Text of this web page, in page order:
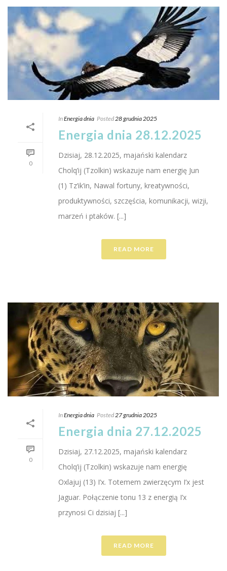
0
InEnergia dnia Posted28 grudnia 2025
Energia dnia 28.12.2025
Dzisiaj, 28.12.2025, majański kalendarz
Cholq’ij (Tzolkin) wskazuje nam energię Jun
(1) Tz’ik’in, Nawal fortuny, kreatywności,
produktywności, szczęścia, komunikacji, wizji,
marzeń i ptaków. [...]
READ MORE
0
InEnergia dnia Posted 27 grudnia 2025
Energia dnia 27.12.2025
Dzisiaj, 27.12.2025, majański kalendarz
Cholq’ij (Tzolkin) wskazuje nam energię
Oxlajuj (13) I’x. Totemem zwierzęcym I’x jest
Jaguar. Połączenie tonu 13 z energią I’x
przynosi Ci dzisiaj [...]
READ MORE